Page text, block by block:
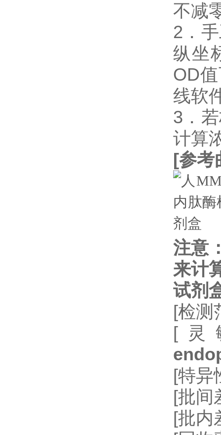
不减
2．
纵坐
OD
线软
3．
计算
[参考
注意
来计
试剂
[检测
[灵
[特异
[批间
[批内